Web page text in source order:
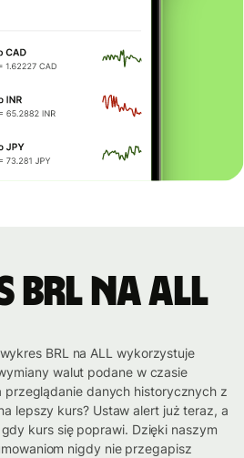
na ALL
BRL na ALL wykorzystuje
walut podane w czasie
przeglądanie danych historycznych z
lepszy kurs? Ustaw alert już teraz, a
kurs się poprawi. Dzięki naszym
nigdy nie przegapisz